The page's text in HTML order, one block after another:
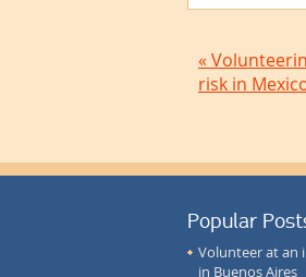
«
risk in
Popular
Volunteer at an
in Buenos Aires